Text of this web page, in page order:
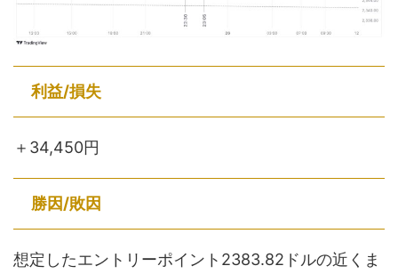
利益/損失
＋34,450円
勝因/敗因
想定したエントリーポイント2383.82ドルの近くま